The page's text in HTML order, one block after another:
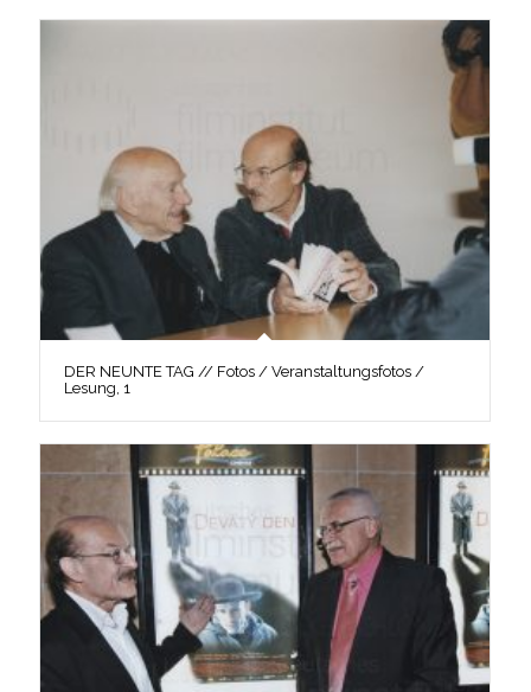
DER NEUNTE TAG // Fotos / Veranstaltungsfotos /
Lesung, 1